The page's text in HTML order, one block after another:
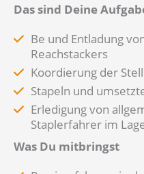
Das sind Deine
Be und Entladung
Reachstackers
Koordierung der
Stapeln und
Erledigung von
Staplerfahrer im
Was Du mitbringst